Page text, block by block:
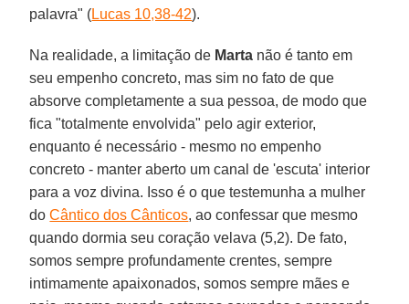
palavra" (Lucas 10,38-42).
Na realidade, a limitação de Marta não é tanto em
seu empenho concreto, mas sim no fato de que
absorve completamente a sua pessoa, de modo que
fica "totalmente envolvida" pelo agir exterior,
enquanto é necessário - mesmo no empenho
concreto - manter aberto um canal de 'escuta' interior
para a voz divina. Isso é o que testemunha a mulher
doCântico dos Cânticos, ao confessar que mesmo
quando dormia seu coração velava (5,2). De fato,
somos sempre profundamente crentes, sempre
intimamente apaixonados, somos sempre mães e